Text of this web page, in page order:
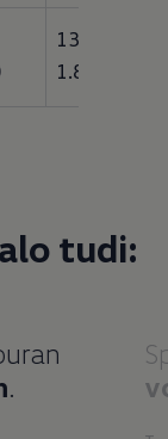
137 -
1.857
tudi:
.